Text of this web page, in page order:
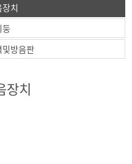
치
및방음판
장치